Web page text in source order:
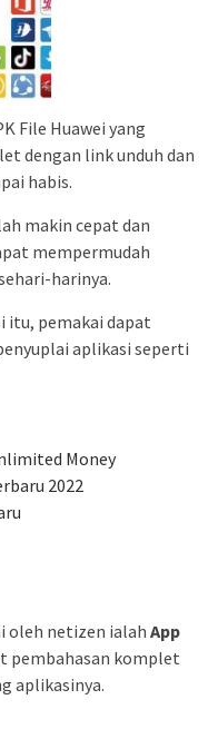
File Huawei yang
dengan link unduh dan
habis.
makin cepat dan
mempermudah
harinya.
itu, pemakai dapat
aplikasi seperti
Money
2022
oleh netizen ialah App
pembahasan komplet
aplikasinya.